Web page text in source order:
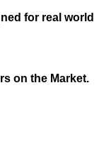
for real world
on the Market.